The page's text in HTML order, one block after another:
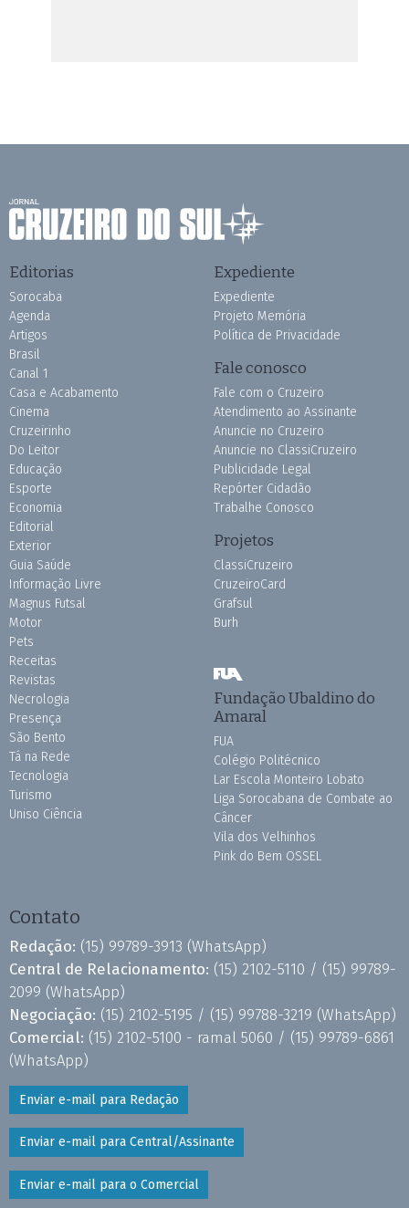
Editorias
Sorocaba
Agenda
Artigos
Brasil
Canal 1
Casa e Acabamento
Cinema
Cruzeirinho
Do Leitor
Educação
Esporte
Economia
Editorial
Exterior
Guia Saúde
Informação Livre
Magnus Futsal
Motor
Pets
Receitas
Revistas
Necrologia
Presença
São Bento
Tá na Rede
Tecnologia
Turismo
Uniso Ciência
Expediente
Expediente
Projeto Memória
Política de Privacidade
Fale conosco
Fale com o Cruzeiro
Atendimento ao Assinante
Anuncie no Cruzeiro
Anuncie no ClassiCruzeiro
Publicidade Legal
Repórter Cidadão
Trabalhe Conosco
Projetos
ClassiCruzeiro
CruzeiroCard
Grafsul
Burh
Fundação Ubaldino do
Amaral
FUA
Colégio Politécnico
Lar Escola Monteiro Lobato
Liga Sorocabana de Combate ao
Câncer
Vila dos Velhinhos
Pink do Bem OSSEL
Contato
Redação: (15) 99789-3913 (WhatsApp)
Central de Relacionamento: (15) 2102-5110 / (15) 99789-
2099 (WhatsApp)
Negociação: (15) 2102-5195 / (15) 99788-3219 (WhatsApp)
Comercial: (15) 2102-5100 - ramal 5060 / (15) 99789-6861
(WhatsApp)
Enviar e-mail para Redação
Enviar e-mail para Central/Assinante
Enviar e-mail para o Comercial